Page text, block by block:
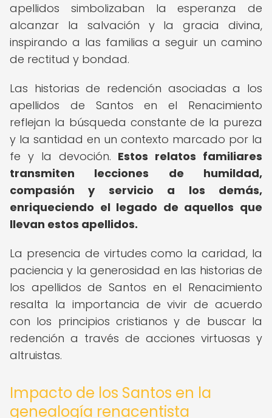
apellidos simbolizaban la esperanza de
alcanzar la salvación y la gracia divina,
inspirando a las familias a seguir un camino
de rectitud y bondad.
Las historias de redención asociadas a los
apellidos de Santos en el Renacimiento
reflejan la búsqueda constante de la pureza
y la santidad en un contexto marcado por la
fe y la devoción. Estos relatos familiares
transmiten lecciones de humildad,
compasión y servicio a los demás,
enriqueciendo el legado de aquellos que
llevan estos apellidos.
La presencia de virtudes como la caridad, la
paciencia y la generosidad en las historias de
los apellidos de Santos en el Renacimiento
resalta la importancia de vivir de acuerdo
con los principios cristianos y de buscar la
redención a través de acciones virtuosas y
altruistas.
Impacto de los Santos en la
genealogía renacentista